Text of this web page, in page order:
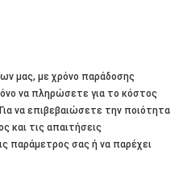
μας, με χρόνο παράδοσης
να πληρώσετε για το κόστος
να επιβεβαιώσετε την ποιότητα
και τις απαιτήσεις
παράμετρος σας ή να παρέχει